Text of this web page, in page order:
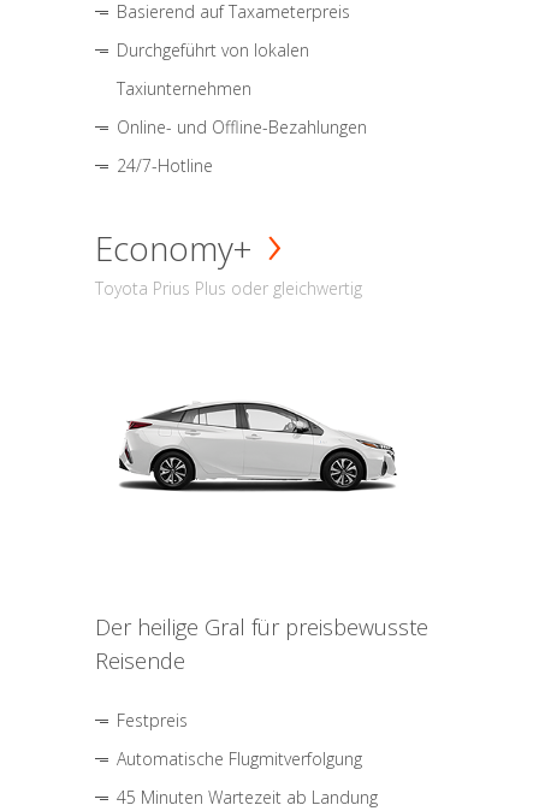
Basierend auf Taxameterpreis
Durchgeführt von lokalen
Taxiunternehmen
Online- und Offline-Bezahlungen
24/7-Hotline
Economy+
Toyota Prius Plus oder gleichwertig
Der heilige Gral für preisbewusste
Reisende
Festpreis
Automatische Flugmitverfolgung
45 Minuten Wartezeit ab Landung